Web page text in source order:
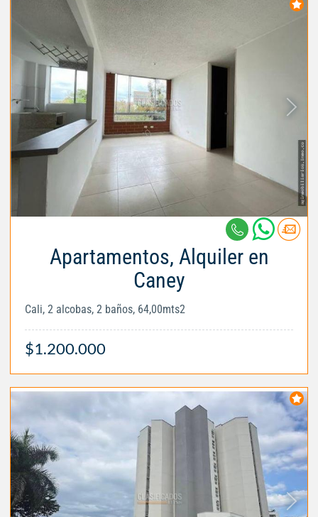
Apartamentos, Alquiler en
Caney
Cali, 2 alcobas, 2 baños, 64,00mts2
$1.200.000